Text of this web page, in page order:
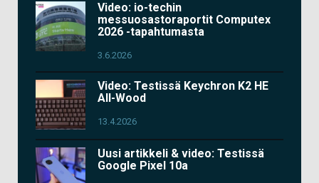
Video: io-techin
messuosastoraportit Computex
2026 -tapahtumasta
3.6.2026
Video: Testissä Keychron K2 HE
All-Wood
13.4.2026
Uusi artikkeli & video: Testissä
Google Pixel 10a